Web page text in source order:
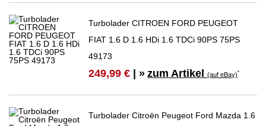
Turbolader CITROEN FORD PEUGEOT
FIAT 1.6 D 1.6 HDi 1.6 TDCi 90PS 75PS
49173
249,99 € | » zum Artikel(auf eBay)*
Turbolader Citroën Peugeot Ford Mazda 1.6